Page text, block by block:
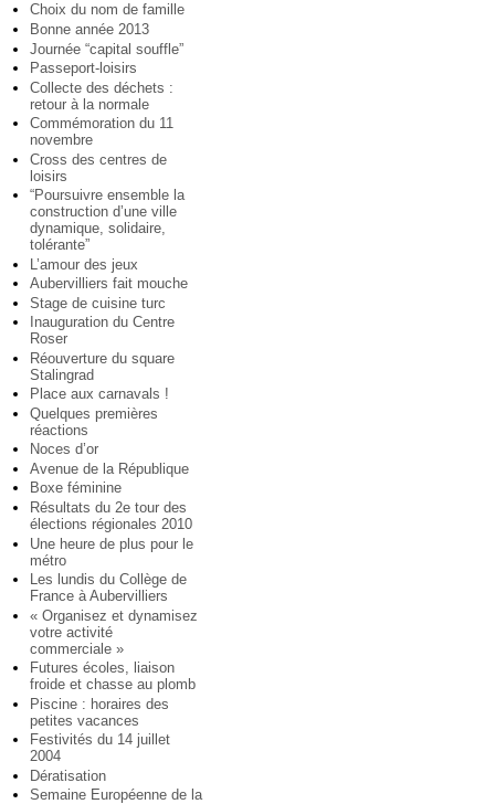
Choix du nom de famille
Bonne année 2013
Journée “capital souffle”
Passeport-loisirs
Collecte des déchets :
retour à la normale
Commémoration du 11
novembre
Cross des centres de
loisirs
“Poursuivre ensemble la
construction d’une ville
dynamique, solidaire,
tolérante”
L’amour des jeux
Aubervilliers fait mouche
Stage de cuisine turc
Inauguration du Centre
Roser
Réouverture du square
Stalingrad
Place aux carnavals !
Quelques premières
réactions
Noces d’or
Avenue de la République
Boxe féminine
Résultats du 2e tour des
élections régionales 2010
Une heure de plus pour le
métro
Les lundis du Collège de
France à Aubervilliers
« Organisez et dynamisez
votre activité
commerciale »
Futures écoles, liaison
froide et chasse au plomb
Piscine : horaires des
petites vacances
Festivités du 14 juillet
2004
Dératisation
Semaine Européenne de la